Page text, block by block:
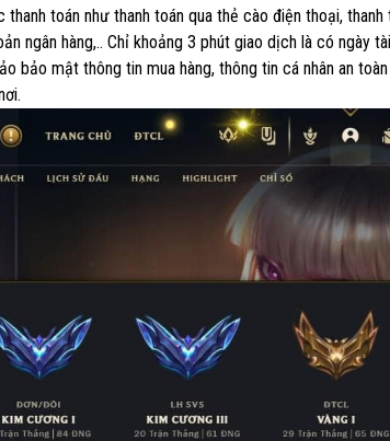
toán như thanh toán qua thẻ cào điện thoại,
ngân hàng,.. Chỉ khoảng 3 phút giao dịch là có ngày
bảo mật thông tin mua hàng, thông tin cá nhân an